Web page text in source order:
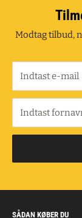
Modtag tilbud,
Indtast e-mail
Indtast
SÅDAN KØBER DU